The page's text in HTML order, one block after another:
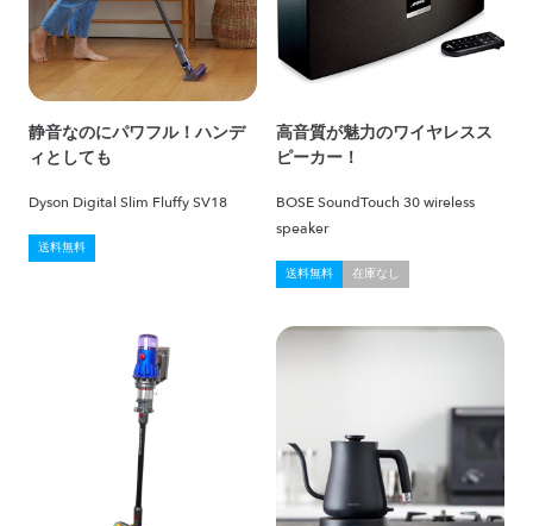
静音なのにパワフル！ハンデ
ィとしても
Dyson Digital Slim Fluffy SV18
送料無料
高音質が魅力のワイヤレスス
ピーカー！
BOSE SoundTouch 30 wireless
speaker
送料無料 在庫なし